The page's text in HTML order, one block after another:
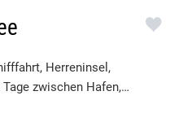
Herreninsel,
zwischen Hafen,